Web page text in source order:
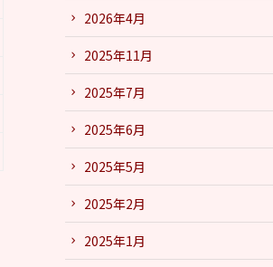
2026年4月
2025年11月
2025年7月
2025年6月
2025年5月
2025年2月
2025年1月